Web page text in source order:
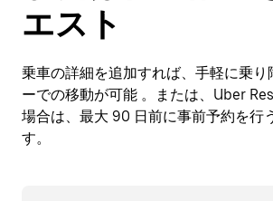
エスト
乗車の詳細を追加すれば、手軽に乗り
ーでの移動が可能 。または、Uber
場合は、最大 90 日前に事前予約を行
す。